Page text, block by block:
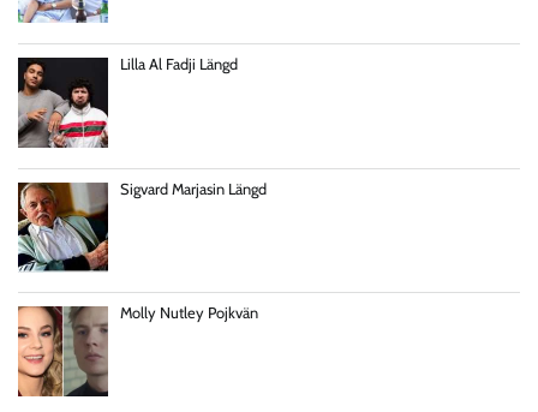
Lilla Al Fadji Längd
Sigvard Marjasin Längd
Molly Nutley Pojkvän